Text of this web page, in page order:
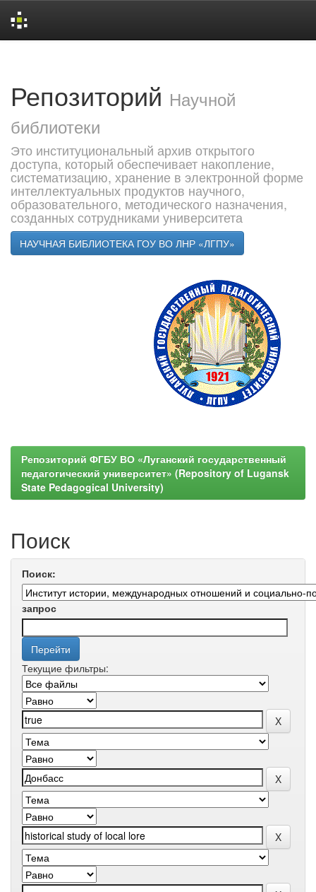
Репозиторий Научной
библиотеки
Это институциональный архив открытого
доступа, который обеспечивает накопление,
систематизацию, хранение в электронной форме
интеллектуальных продуктов научного,
образовательного, методического назначения,
созданных сотрудниками университета
НАУЧНАЯ БИБЛИОТЕКА ГОУ ВО ЛНР «ЛГПУ»
Репозиторий ФГБУ ВО «Луганский государственный
педагогический университет» (Repository of Lugansk
State Pedagogical University)
Поиск
Поиск:
запрос
Текущие фильтры: